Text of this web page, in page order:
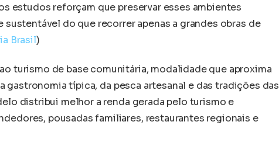
estudos reforçam que preservar esses ambientes
do que recorrer apenas a grandes obras de
Brasil)
turismo de base comunitária, modalidade que aproxima
gastronomia típica, da pesca artesanal e das tradições das
distribui melhor a renda gerada pelo turismo e
pousadas familiares, restaurantes regionais e